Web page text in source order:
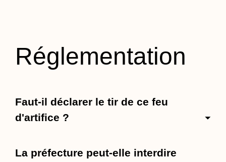
Réglementation
Faut-il déclarer le tir de ce feu
d'artifice ?
La préfecture peut-elle interdire